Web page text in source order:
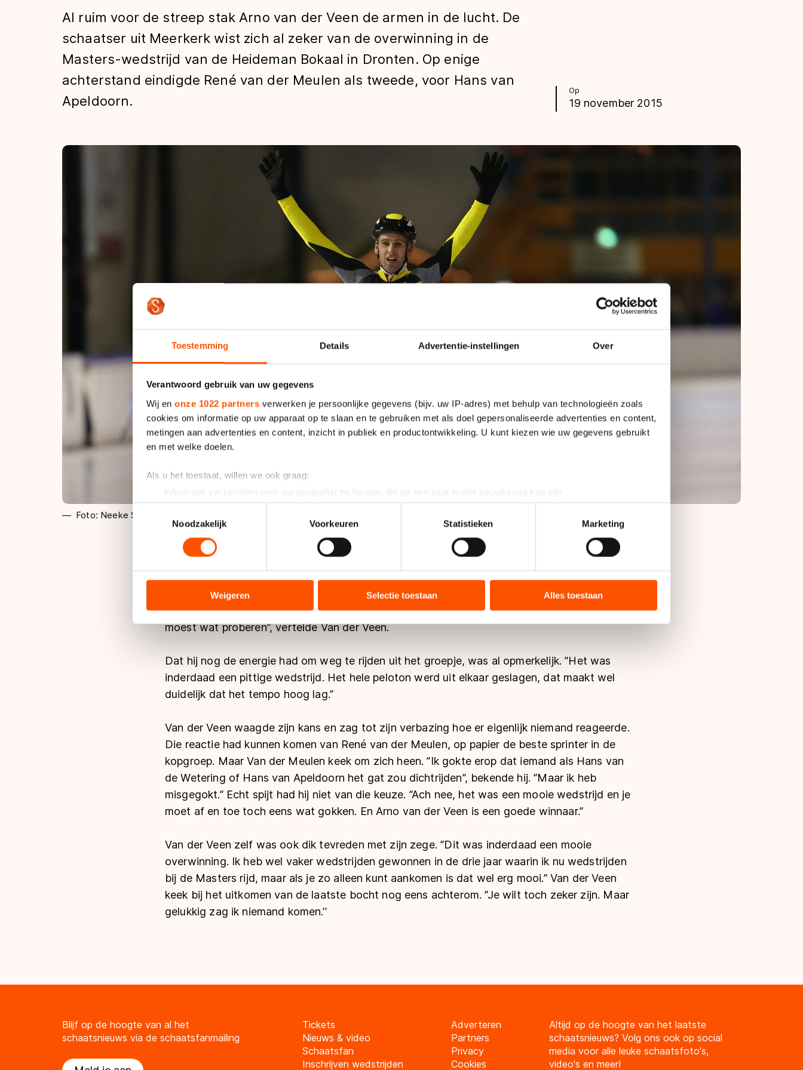
Toestemming Details Advertentie-instellingen Over
Verantwoord gebruik van uw gegevens
Wij en onze 1022 partners verwerken je persoonlijke gegevens (bijv. uw IP-adres) met behulp van technologieën zoals
cookies om informatie op uw apparaat op te slaan en te gebruiken met als doel gepersonaliseerde advertenties en content,
metingen aan advertenties en content, inzicht in publiek en productontwikkeling. U kunt kiezen wie uw gegevens gebruikt
en met welke doelen.
Als u het toestaat, willen we ook graag:
Informatie verzamelen over uw geografische locatie, die tot een paar meter nauwkeurig kan zijn
Uw apparaat identificeren door het actief te scannen op specifieke eigenschappen (fingerprinting)
Lees meer over hoe uw persoonlijke gegevens worden verwerkt en stel uw voorkeuren in het
detailgedeeltein. U kunt uw
toestemming op elk moment wijzigen of intrekken in de Cookieverklaring.
analyseren. We delen informatie over uw gebruik van onze site met onze partners voor social media, advertenties en
analyse. Zij kunnen deze combineren met andere gegevens die u aan hen heeft verstrekt of die zij hebben verzameld via
hun services. Sommige partners kunnen gegevens doorgeven aan landen buiten de EU, zoals de VS, waar mogelijk geen
adequaat beschermingsniveau geldt volgens de GDPR. Door op ‘Toestaan’ te klikken, stemt u in met deze overdracht.
Toestemmingsselectie
Noodzakelijk
Voorkeuren Statistieken Marketing
Weigeren Selectie toestaan Alles toestaan
Tijden & historie
De weg op
Schaatsfans
Olympische Spelen
Op
19 november 2015
Al ruim voor de streep stak Arno van der Veen de armen in de lucht. De
schaatser uit Meerkerk wist zich al zeker van de overwinning in de
Masters-wedstrijd van de Heideman Bokaal in Dronten. Op enige
achterstand eindigde René van der Meulen als tweede, voor Hans van
Apeldoorn.
Foto: Neeke Smit
De beslissende slag sloeg Arno van der Veen vier rondjes voor het einde van de wedstrijd
over zeventig ronden. De 42-jarige rijder keek eens om zich heen in de kopgroep van negen
man en concludeerde dat hij iets moest verzinnen. ’’De sprint is niet mijn sterkste kant, dus ik
moest wat proberen’’, vertelde Van der Veen.
Dat hij nog de energie had om weg te rijden uit het groepje, was al opmerkelijk. ’’Het was
inderdaad een pittige wedstrijd. Het hele peloton werd uit elkaar geslagen, dat maakt wel
duidelijk dat het tempo hoog lag.’’
Van der Veen waagde zijn kans en zag tot zijn verbazing hoe er eigenlijk niemand reageerde.
Die reactie had kunnen komen van René van der Meulen, op papier de beste sprinter in de
kopgroep. Maar Van der Meulen keek om zich heen. ’’Ik gokte erop dat iemand als Hans van
de Wetering of Hans van Apeldoorn het gat zou dichtrijden’’, bekende hij. ’’Maar ik heb
misgegokt.’’ Echt spijt had hij niet van die keuze. ’’Ach nee, het was een mooie wedstrijd en je
moet af en toe toch eens wat gokken. En Arno van der Veen is een goede winnaar.’’
Van der Veen zelf was ook dik tevreden met zijn zege. ’’Dit was inderdaad een mooie
overwinning. Ik heb wel vaker wedstrijden gewonnen in de drie jaar waarin ik nu wedstrijden
bij de Masters rijd, maar als je zo alleen kunt aankomen is dat wel erg mooi.’’ Van der Veen
keek bij het uitkomen van de laatste bocht nog eens achterom. ’’Je wilt toch zeker zijn. Maar
gelukkig zag ik niemand komen.’’
Blijf op de hoogte van al het
schaatsnieuws via de schaatsfanmailing
Tickets
Nieuws & video
Schaatsfan
Inschrijven wedstrijden
Adverteren
Partners
Privacy
Cookies
Altijd op de hoogte van het laatste
schaatsnieuws? Volg ons ook op social
media voor alle leuke schaatsfoto's,
video's en meer!